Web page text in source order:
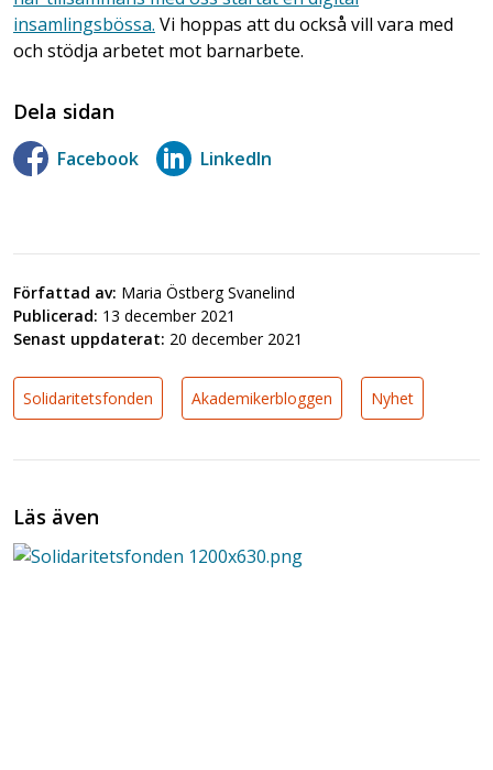
insamlingsbössa. Vi hoppas att du också vill vara med
och stödja arbetet mot barnarbete.
Dela sidan
Facebook LinkedIn
Författad av: Maria Östberg Svanelind
Publicerad: 13 december 2021
Senast uppdaterat: 20 december 2021
Solidaritetsfonden Akademikerbloggen Nyhet
Läs även